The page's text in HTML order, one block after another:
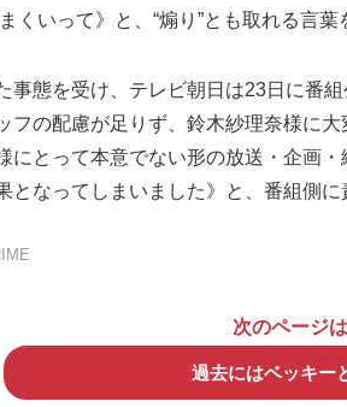
くいって》と、“煽り”とも取れる言葉
態を受け、テレビ朝日は23日に番
フの配慮が足りず、鈴木紗理奈様に
にとって本意でない形の放送・企画
となってしまいました》と、番組側に
次のページは
過去にはベッキー